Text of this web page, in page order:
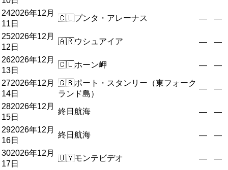
242026年12月
11日
🇨🇱プンタ・アレーナス — —
252026年12月
12日
🇦🇷ウシュアイア — —
262026年12月
13日
🇨🇱ホーン岬 — —
272026年12月
14日
🇬🇧ポート・スタンリー（東フォーク
ランド島）
— —
282026年12月
15日
終日航海 — —
292026年12月
16日
終日航海 — —
302026年12月
17日
🇺🇾モンテビデオ — —